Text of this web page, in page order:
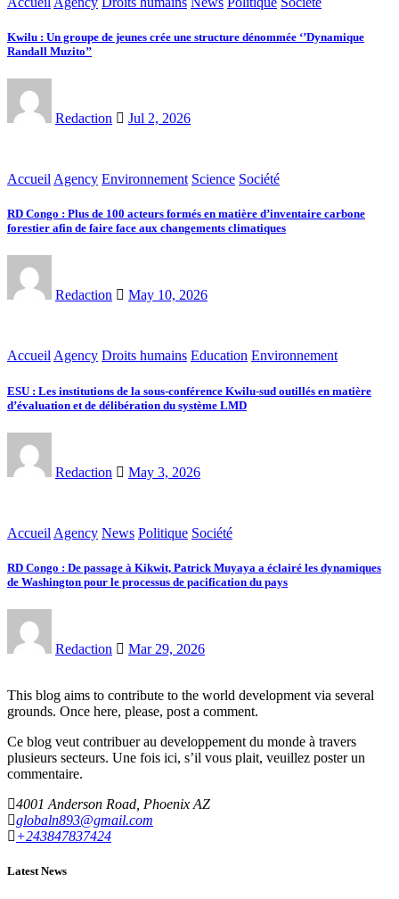
Kwilu : Un groupe de jeunes crée une structure dénommée ‘’Dynamique
Randall Muzito’’
Redaction Jul 2, 2026
Accueil Agency Environnement Science Société
RD Congo : Plus de 100 acteurs formés en matière d’inventaire carbone
forestier afin de faire face aux changements climatiques
Redaction May 10, 2026
AccueilAgency Droits humains Education Environnement
ESU : Les institutions de la sous-conférence Kwilu-sud outillés en matière
d’évaluation et de délibération du système LMD
Redaction May 3, 2026
Accueil Agency News Politique Société
RD Congo : De passage à Kikwit, Patrick Muyaya a éclairé les dynamiques
de Washington pour le processus de pacification du pays
Redaction Mar 29, 2026
This blog aims to contribute to the world development via several
grounds. Once here, please, post a comment.
Ce blog veut contribuer au developpement du monde à travers
plusieurs secteurs. Une fois ici, s’il vous plait, veuillez poster un
commentaire.
4001 Anderson Road, Phoenix AZ
globaln893@gmail.com
+243847837424
Latest News